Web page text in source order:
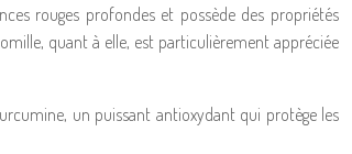
rouges profondes et possède des propriétés
quant à elle, est particulièrement appréciée
un puissant antioxydant qui protège les